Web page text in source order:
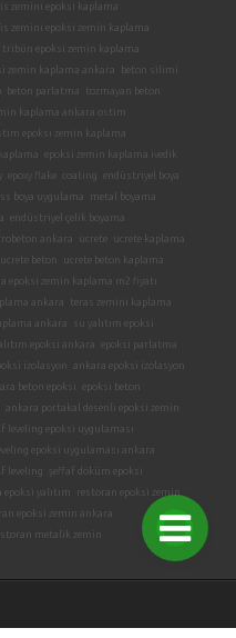
zemini epoksi kaplama
zemini epoksi zemin kaplama
tribün epoksi zemin kaplama
zemin kaplama ankara
beton silimi
beton parlatma
tozmayan beton
kaplama ankara ostim
epoksi zemin kaplama
epoksi zemin kaplama ivedik
epoxy flake coating endüstriyel boya
boya uygulama
metal boyama
endüstriyel çelik boyama
ankara ucrete
ucrete kaplama
ucrete beton
ucrete beton kaplama
epoksi zemin kaplama m2 fiyatı
ankara
teras zemini kaplama
ankara
su yalıtım epoksi
epoksi ankara epoksi parlatma
izolasyon
ankara epoksi izolasyon
beton epoksi epoksi beton
ankara portakal desenli epoksi zemin
leveling epoksi uygulaması
epoksi uygulaması ankara
leveling
şeffaf döküm epoksi
epoksi yalıtım
restoran epoksi zemin
epoksi zemin ankara
metalik zemin